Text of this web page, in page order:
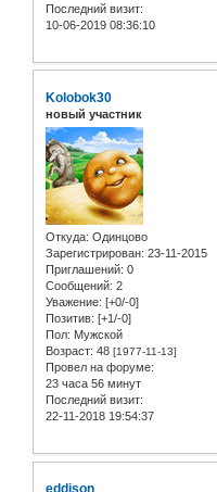
Последний визит:
10-06-2019 08:36:10
Kolobok30
новый участник
Откуда: Одинцово
Зарегистрирован: 23-11-2015
Приглашений: 0
Сообщений: 2
Уважение: [+0/-0]
Позитив: [+1/-0]
Пол: Мужской
Возраст: 48 [1977-11-13]
Провел на форуме:
23 часа 56 минут
Последний визит:
22-11-2018 19:54:37
eddison